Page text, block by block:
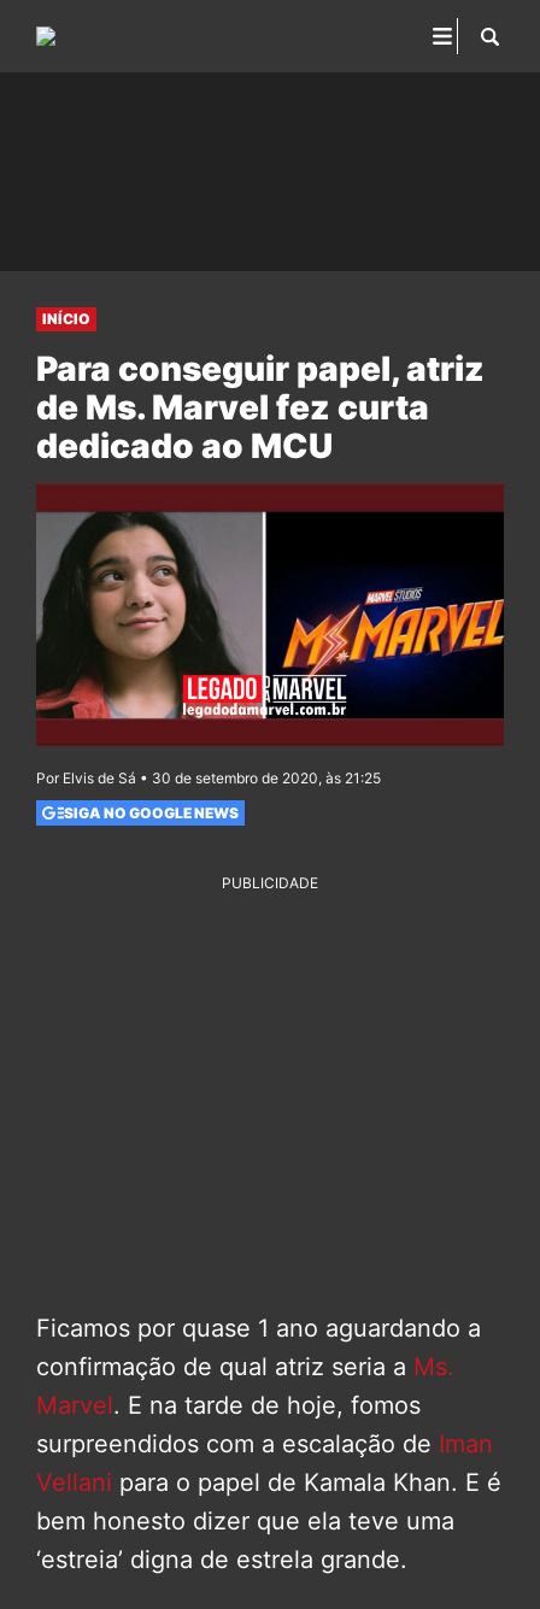
INÍCIO
Para conseguir papel, atriz
de Ms. Marvel fez curta
dedicado ao MCU
Por Elvis de Sá • 30 de setembro de 2020, às 21:25
SIGA NO GOOGLE NEWS
PUBLICIDADE
Ficamos por quase 1 ano aguardando a
confirmação de qual atriz seria a Ms.
Marvel. E na tarde de hoje, fomos
surpreendidos com a escalação de Iman
Vellani para o papel de Kamala Khan. E é
bem honesto dizer que ela teve uma
‘estreia’ digna de estrela grande.